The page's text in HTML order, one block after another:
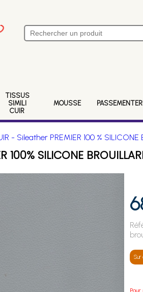
TISSUS
SIMILI
CUIR
MOUSSE
- Sileather PREMIER 100 % SILICONE
100% SILICONE
Sur